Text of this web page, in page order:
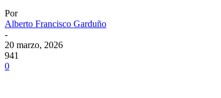
Por
Alberto Francisco Garduño
-
20 marzo, 2026
941
0